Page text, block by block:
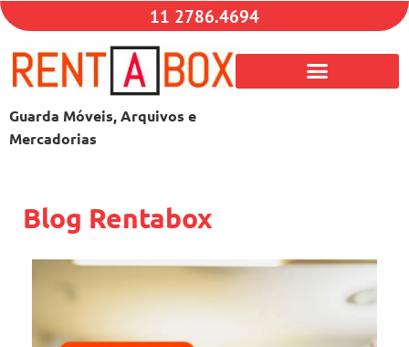
11 2786.4694
Guarda Móveis, Arquivos e
Mercadorias
Blog Rentabox